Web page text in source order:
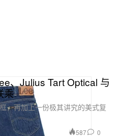
、Julius Tart Optical 与
乘
，再加上一份极其讲究的美式复
587 0